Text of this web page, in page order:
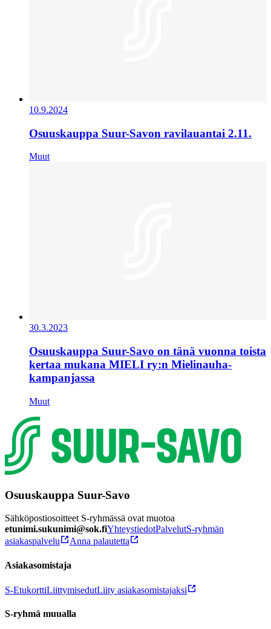
10.9.2024
Osuuskauppa Suur-Savon ravilauantai 2.11.
Muut
30.3.2023
Osuuskauppa Suur-Savo on tänä vuonna toista
kertaa mukana MIELI ry:n Mielinauha-
kampanjassa
Muut
Osuuskauppa Suur-Savo
Sähköpostiosoitteet S-ryhmässä ovat muotoa
etunimi.sukunimi@sok.fiYhteystiedotPalvelutS-ryhmän
asiakaspalvelu
Anna palautetta
Asiakasomistaja
S-EtukorttiLiittymisedutLiity asiakasomistajaksi
S-ryhmä muualla